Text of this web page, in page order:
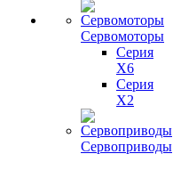
Сервомоторы
Серия
X6
Серия
X2
Сервоприводы